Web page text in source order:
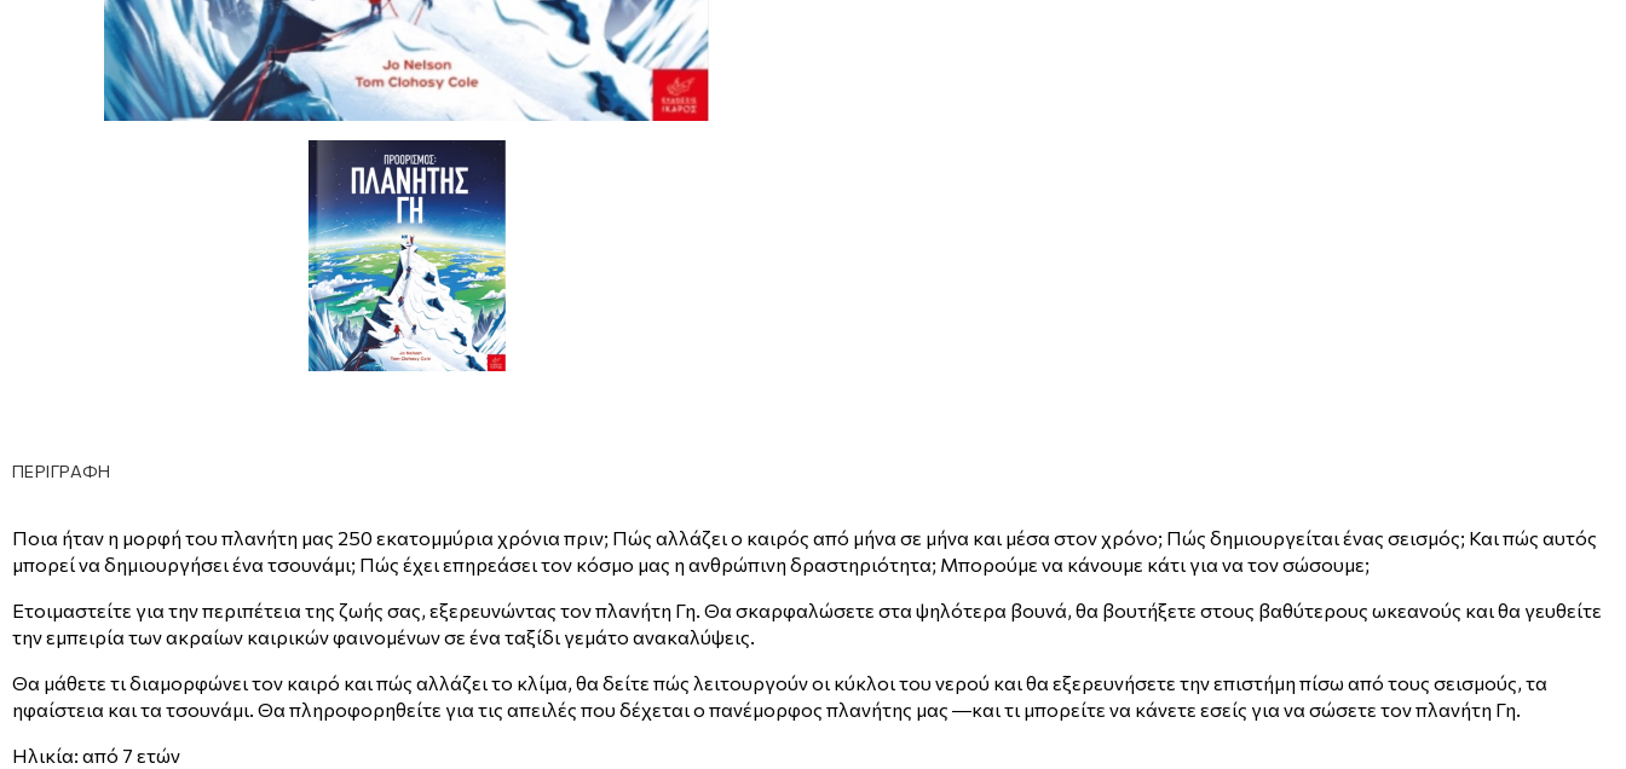
ΠΕΡΙΓΡΑΦΗ
Ποια ήταν η μορφή του πλανήτη μας 250 εκατομμύρια χρόνια πριν; Πώς αλλάζει ο καιρός από μήνα σε μήνα και μέσα στον χρόνο; Πώς δημιουργείται ένας σεισμός; Και πώς αυτός
μπορεί να δημιουργήσει ένα τσουνάμι; Πώς έχει επηρεάσει τον κόσμο μας η ανθρώπινη δραστηριότητα; Μπορούμε να κάνουμε κάτι για να τον σώσουμε;
Ετοιμαστείτε για την περιπέτεια της ζωής σας, εξερευνώντας τον πλανήτη Γη. Θα σκαρφαλώσετε στα ψηλότερα βουνά, θα βουτήξετε στους βαθύτερους ωκεανούς και θα γευθείτε
την εμπειρία των ακραίων καιρικών φαινομένων σε ένα ταξίδι γεμάτο ανακαλύψεις.
Θα μάθετε τι διαμορφώνει τον καιρό και πώς αλλάζει το κλίμα, θα δείτε πώς λειτουργούν οι κύκλοι του νερού και θα εξερευνήσετε την επιστήμη πίσω από τους σεισμούς, τα
ηφαίστεια και τα τσουνάμι. Θα πληροφορηθείτε για τις απειλές που δέχεται ο πανέμορφος πλανήτης μας ―και τι μπορείτε να κάνετε εσείς για να σώσετε τον πλανήτη Γη.
Ηλικία: από 7 ετών